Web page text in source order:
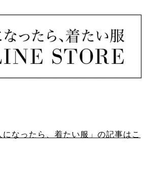
なったら、着たい服」の記事はこ